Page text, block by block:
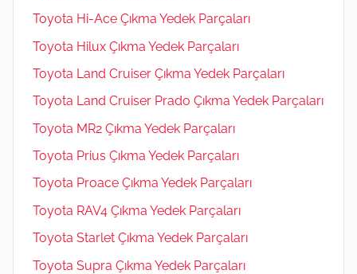
Toyota Hi-Ace Çıkma Yedek Parçaları
Toyota Hilux Çıkma Yedek Parçaları
Toyota Land Cruiser Çıkma Yedek Parçaları
Toyota Land Cruiser Prado Çıkma Yedek Parçaları
Toyota MR2 Çıkma Yedek Parçaları
Toyota Prius Çıkma Yedek Parçaları
Toyota Proace Çıkma Yedek Parçaları
Toyota RAV4 Çıkma Yedek Parçaları
Toyota Starlet Çıkma Yedek Parçaları
Toyota Supra Çıkma Yedek Parçaları